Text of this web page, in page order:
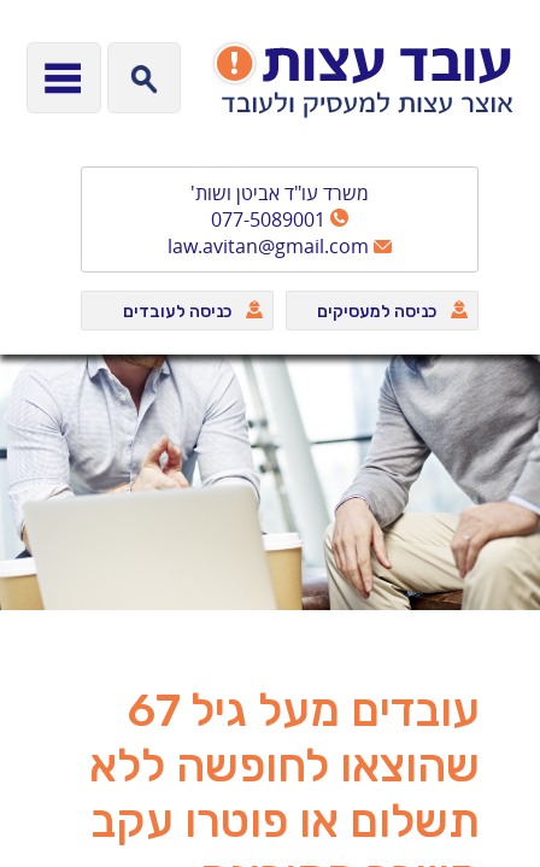
משרד עו"ד אביטן ושות'
077-5089001
law.avitan@gmail.com
כניסה למעסיקים כניסה לעובדים
עובדים מעל גיל 67
שהוצאו לחופשה ללא
תשלום או פוטרו עקב